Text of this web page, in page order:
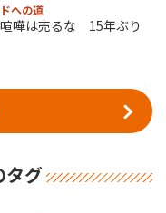
への道
嘩は売るな 15年ぶり
タグ